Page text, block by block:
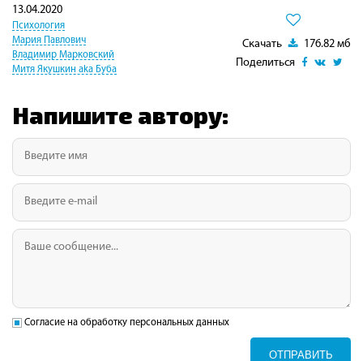
Скачать
176.82 мб
Поделиться
13.04.2020
Психология
Мария Павлович
Владимир Марковский
Митя Якушкин aka Буба
Напишите автору:
Согласие на обработку персональных данных
ОТПРАВИТЬ